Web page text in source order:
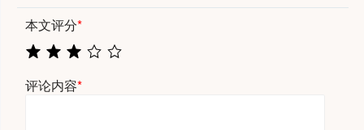
本文评分*
评论内容*